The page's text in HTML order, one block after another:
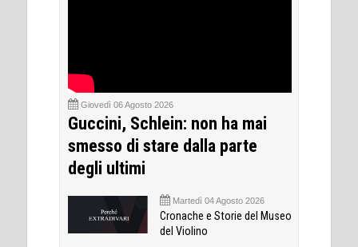
Giovedì 06 Agosto 2026
Guccini, Schlein: non ha mai
smesso di stare dalla parte
degli ultimi
Martedì 04 Agosto 2026
Cronache e Storie del Museo
del Violino